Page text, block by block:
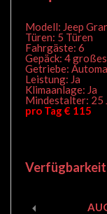
Modell: Jeep
Türen: 5 Türen
Fahrgäste: 6
Gepäck: 4
Getriebe:
Leistung: Ja
Klimaanlage: Ja
Mindestalter: 25
pro Tag € 115
Verfügbarkeit